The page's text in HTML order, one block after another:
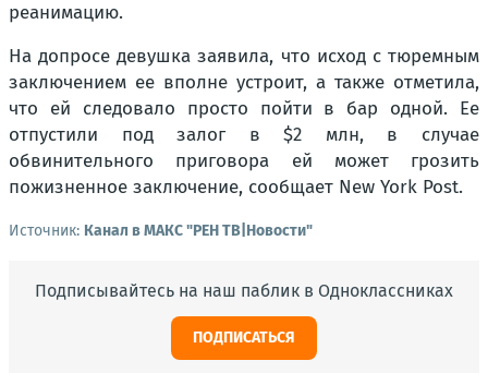
реанимацию.
На допросе девушка заявила, что исход с тюремным
заключением ее вполне устроит, а также отметила,
что ей следовало просто пойти в бар одной. Ее
отпустили под залог в $2 млн, в случае
обвинительного приговора ей может грозить
пожизненное заключение, сообщает New York Post.
Источник: Канал в МАКС "РЕН ТВ|Новости"
Подписывайтесь на наш паблик в Одноклассниках
ПОДПИСАТЬСЯ